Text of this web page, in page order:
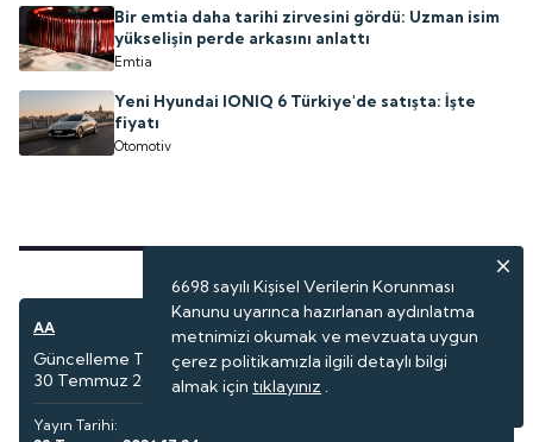
Bir emtia daha tarihi zirvesini gördü: Uzman isim
yükselişin perde arkasını anlattı
Emtia
Yeni Hyundai IONIQ 6 Türkiye'de satışta: İşte
fiyatı
Otomotiv
AA
Seyahat
Güncelleme Tarihi:
30 Temmuz 2026 07:01
Yayın Tarihi:
6698 sayılı Kişisel Verilerin Korunması
Kanunu uyarınca hazırlanan aydınlatma
metnimizi okumak ve mevzuata uygun
çerez politikamızla ilgili detaylı bilgi
almak için tıklayınız .